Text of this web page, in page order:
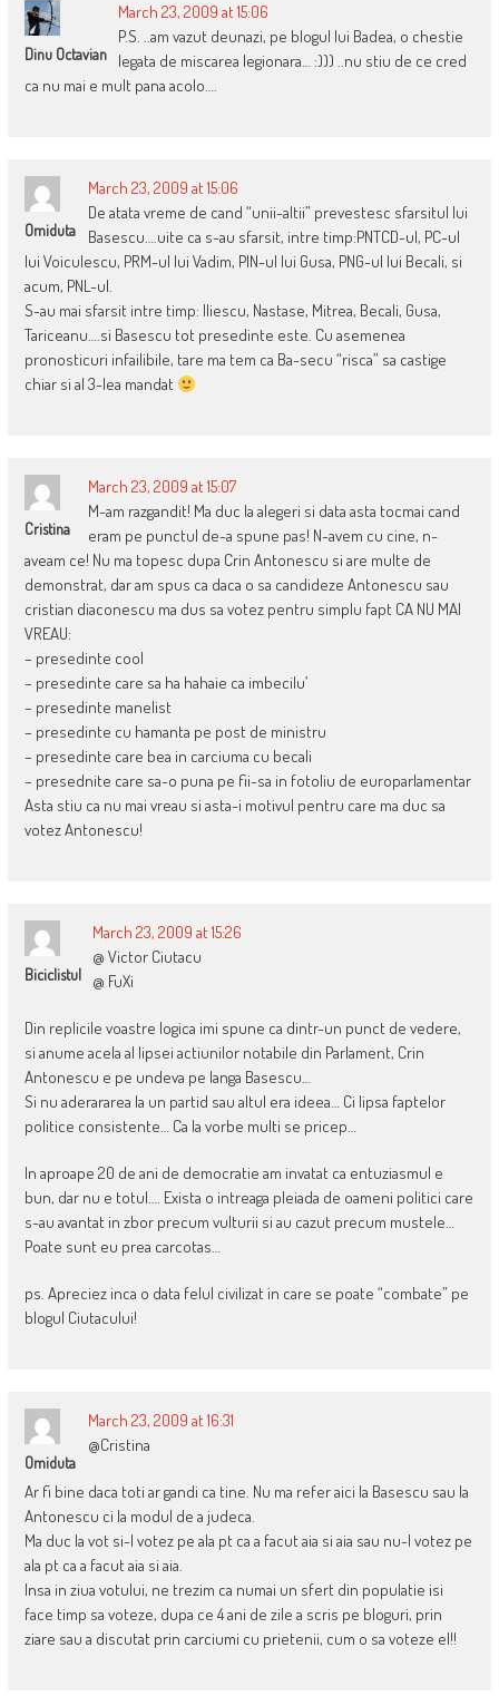
Dinu Octavian
March 23, 2009 at 15:06
P.S. ..am vazut deunazi, pe blogul lui Badea, o chestie
legata de miscarea legionara… :))) ..nu stiu de ce cred
ca nu mai e mult pana acolo….
Omiduta
March 23, 2009 at 15:06
De atata vreme de cand “unii-altii” prevestesc sfarsitul lui
Basescu….uite ca s-au sfarsit, intre timp:PNTCD-ul, PC-ul
lui Voiculescu, PRM-ul lui Vadim, PIN-ul lui Gusa, PNG-ul lui Becali, si
acum, PNL-ul.
S-au mai sfarsit intre timp: Iliescu, Nastase, Mitrea, Becali, Gusa,
Tariceanu….si Basescu tot presedinte este. Cu asemenea
pronosticuri infailibile, tare ma tem ca Ba-secu “risca” sa castige
chiar si al 3-lea mandat
Cristina
March 23, 2009 at 15:07
M-am razgandit! Ma duc la alegeri si data asta tocmai cand
eram pe punctul de-a spune pas! N-avem cu cine, n-
aveam ce! Nu ma topesc dupa Crin Antonescu si are multe de
demonstrat, dar am spus ca daca o sa candideze Antonescu sau
cristian diaconescu ma dus sa votez pentru simplu fapt CA NU MAI
VREAU:
– presedinte cool
– presedinte care sa ha hahaie ca imbecilu’
– presedinte manelist
– presedinte cu hamanta pe post de ministru
– presedinte care bea in carciuma cu becali
– presednite care sa-o puna pe fii-sa in fotoliu de europarlamentar
Asta stiu ca nu mai vreau si asta-i motivul pentru care ma duc sa
votez Antonescu!
Biciclistul
March 23, 2009 at 15:26
@ Victor Ciutacu
@ FuXi
Din replicile voastre logica imi spune ca dintr-un punct de vedere,
si anume acela al lipsei actiunilor notabile din Parlament, Crin
Antonescu e pe undeva pe langa Basescu…
Si nu aderararea la un partid sau altul era ideea… Ci lipsa faptelor
politice consistente… Ca la vorbe multi se pricep…
In aproape 20 de ani de democratie am invatat ca entuziasmul e
bun, dar nu e totul…. Exista o intreaga pleiada de oameni politici care
s-au avantat in zbor precum vulturii si au cazut precum mustele…
Poate sunt eu prea carcotas…
ps. Apreciez inca o data felul civilizat in care se poate “combate” pe
blogul Ciutacului!
Omiduta
March 23, 2009 at 16:31
@Cristina
Ar fi bine daca toti ar gandi ca tine. Nu ma refer aici la Basescu sau la
Antonescu ci la modul de a judeca.
Ma duc la vot si-l votez pe ala pt ca a facut aia si aia sau nu-l votez pe
ala pt ca a facut aia si aia.
Insa in ziua votului, ne trezim ca numai un sfert din populatie isi
face timp sa voteze, dupa ce 4 ani de zile a scris pe bloguri, prin
ziare sau a discutat prin carciumi cu prietenii, cum o sa voteze el!!